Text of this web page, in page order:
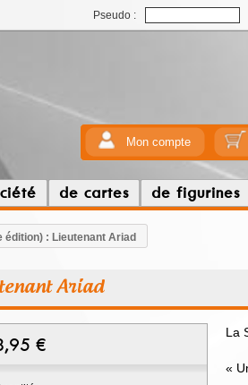
Pseudo :
Mon compte
de cartes de figurines
édition) : Lieutenant Ariad
Ariad
€
La
«